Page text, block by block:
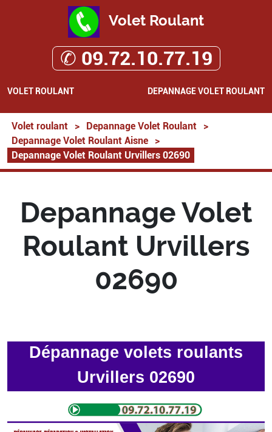
Volet Roulant
✆ 09.72.10.77.19
VOLET ROULANT DEPANNAGE VOLET ROULANT
Volet roulant > Depannage Volet Roulant
>
Depannage Volet Roulant Aisne
>
Depannage Volet Roulant Urvillers 02690
Depannage Volet
Roulant Urvillers
02690
Dépannage volets roulants
Urvillers 02690